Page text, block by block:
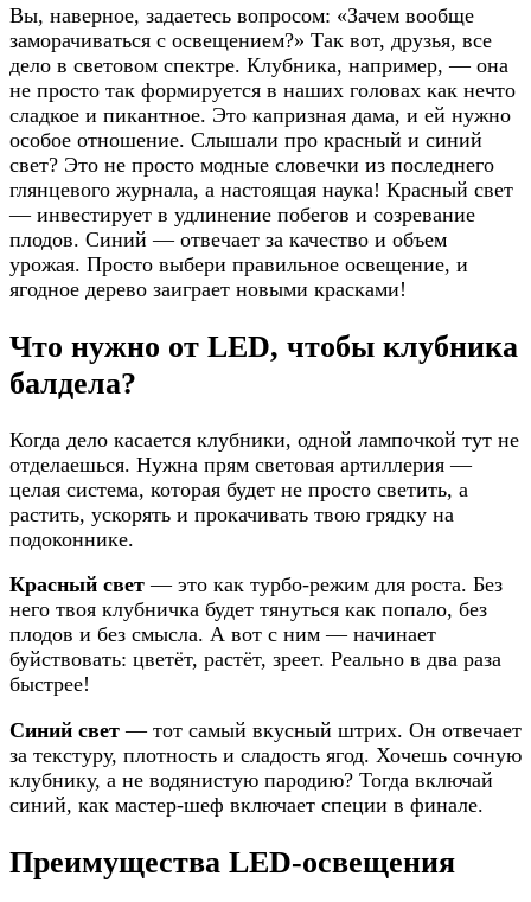
Вы, наверное, задаетесь вопросом: «Зачем вообще
заморачиваться с освещением?» Так вот, друзья, все
дело в световом спектре. Клубника, например, — она
не просто так формируется в наших головах как нечто
сладкое и пикантное. Это капризная дама, и ей нужно
особое отношение. Слышали про красный и синий
свет? Это не просто модные словечки из последнего
глянцевого журнала, а настоящая наука! Красный свет
— инвестирует в удлинение побегов и созревание
плодов. Синий — отвечает за качество и объем
урожая. Просто выбери правильное освещение, и
ягодное дерево заиграет новыми красками!
Что нужно от LED, чтобы клубника
балдела?
Когда дело касается клубники, одной лампочкой тут не
отделаешься. Нужна прям световая артиллерия —
целая система, которая будет не просто светить, а
растить, ускорять и прокачивать твою грядку на
подоконнике.
Красный свет — это как турбо-режим для роста. Без
него твоя клубничка будет тянуться как попало, без
плодов и без смысла. А вот с ним — начинает
буйствовать: цветёт, растёт, зреет. Реально в два раза
быстрее!
Синий свет — тот самый вкусный штрих. Он отвечает
за текстуру, плотность и сладость ягод. Хочешь сочную
клубнику, а не водянистую пародию? Тогда включай
синий, как мастер-шеф включает специи в финале.
Преимущества LED-освещения